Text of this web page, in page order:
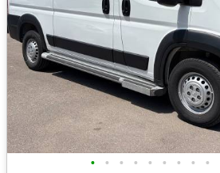
• • • • • • • • •